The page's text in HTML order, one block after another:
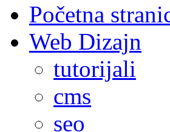
Početna
Web Dizajn
tutorijali
cms
seo